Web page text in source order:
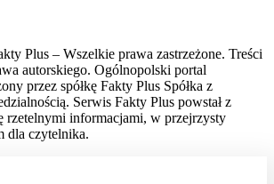
Plus – Wszelkie prawa zastrzeżone. Treści
autorskiego. Ogólnopolski portal
przez spółkę Fakty Plus Spółka z
Serwis Fakty Plus powstał z
rzetelnymi informacjami, w przejrzysty
dla czytelnika.